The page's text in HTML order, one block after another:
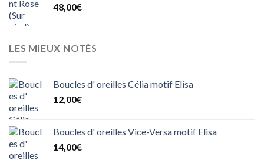
48,00€
LES MIEUX NOTÉS
Boucles d' oreilles Célia motif Elisa
12,00€
Boucles d' oreilles Vice-Versa motif Elisa
14,00€